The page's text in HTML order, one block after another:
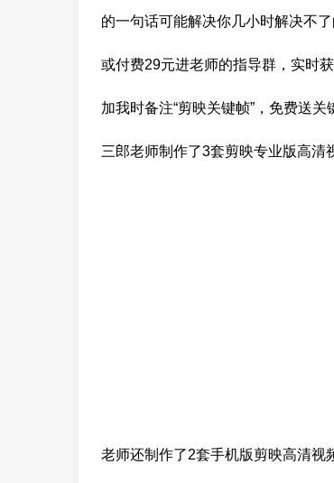
的一句话可能解决你几小时解决不了
或付费29元进老师的指导群，实时
加我时备注“剪映关键帧”，免费送关
三郎老师制作了3套剪映专业版高清
老师还制作了2套手机版剪映高清视